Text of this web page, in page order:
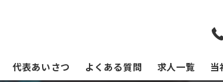
代表あいさつ よくある質問 求人一覧 当